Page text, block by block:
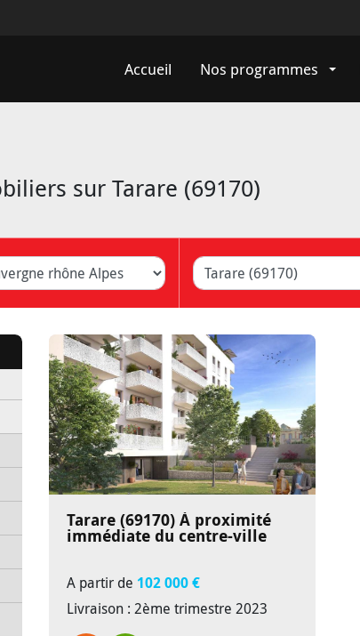
Accueil Nos programmes
sur Tarare (69170)
Ville (Lyon, Caluire, ...)
Tarare (69170) À proximité
immédiate du centre-ville
A partir de 102 000 €
Livraison : 2ème trimestre 2023